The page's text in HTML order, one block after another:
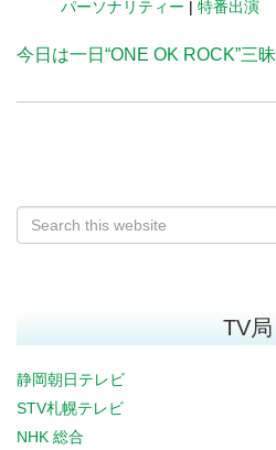
パーソナリティー | 特番出演
今日は一日“ONE OK ROCK”三昧
TV局
静岡朝日テレビ
STV札幌テレビ
NHK 総合